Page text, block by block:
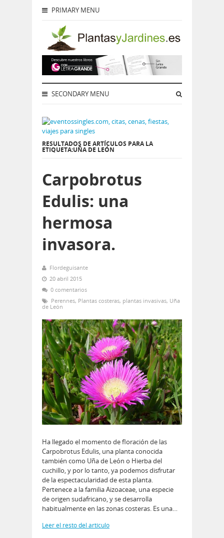
PRIMARY MENU
SECONDARY MENU
RESULTADOS DE ARTÍCULOS PARA LA
ETIQUETA:UÑA DE LEÓN
Carpobrotus
Edulis: una
hermosa
invasora.
Flordeguisante
20 abril 2015
0 comentarios
Perennes, Plantas costeras, plantas invasivas, Uña
de León
Ha llegado el momento de floración de las
Carpobrotus Edulis, una planta conocida
también como Uña de León o Hierba del
cuchillo, y por lo tanto, ya podemos disfrutar
de la espectacularidad de esta planta.
Pertenece a la familia Aizoaceae, una especie
de origen sudafricano, y se desarrolla
habitualmente en las zonas costeras. Es una…
Leer el resto del artículo